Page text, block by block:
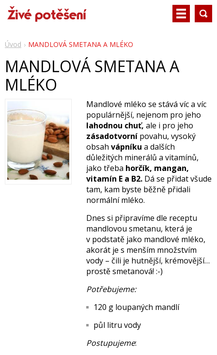
Úvod MANDLOVÁ SMETANA A MLÉKO
MANDLOVÁ SMETANA A
MLÉKO
Mandlové mléko se stává víc a víc
populárnější, nejenom pro jeho
lahodnou chuť, ale i pro jeho
zásadotvorní povahu, vysoký
obsahvápníku a dalších
důležitých minerálů a vitamínů,
jako třeba horčík, mangan,
vitamín E a B2. Dá se přidat všude
tam, kam byste běžně přidali
normální mléko.
Dnes si připravíme dle receptu
mandlovou smetanu, která je
v podstatě jako mandlové mléko,
akorát je s menším množstvím
vody – čili je hutnější, krémovější…
prostě smetanová! :-)
Potřebujeme:
120 g loupaných mandlí
půl litru vody
Postupujeme: